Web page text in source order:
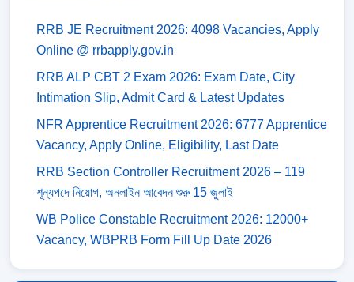
RRB JE Recruitment 2026: 4098 Vacancies, Apply
Online @ rrbapply.gov.in
RRB ALP CBT 2 Exam 2026: Exam Date, City
Intimation Slip, Admit Card & Latest Updates
NFR Apprentice Recruitment 2026: 6777 Apprentice
Vacancy, Apply Online, Eligibility, Last Date
RRB Section Controller Recruitment 2026 – 119
শূন্যপদে নিয়োগ, অনলাইন আবেদন শুরু 15 জুলাই
WB Police Constable Recruitment 2026: 12000+
Vacancy, WBPRB Form Fill Up Date 2026